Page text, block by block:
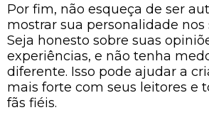
Por fim, não esqueça de ser
mostrar sua personalidade nos
Seja honesto sobre suas
experiências, e não tenha
diferente. Isso pode ajudar a
mais forte com seus leitores e
fãs fiéis.